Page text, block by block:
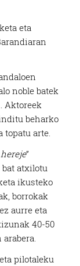
eta
noble batek
Aktoreek
beharko
topatu arte.
”
atxilotu
ikusteko
borrokak
aurre eta
40-50
pilotaleku